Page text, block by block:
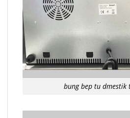
bung bep tu dmestik